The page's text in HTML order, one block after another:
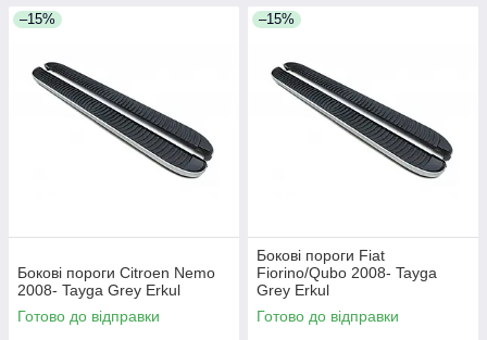
–15%
Бокові пороги Citroen Nemo
2008- Tayga Grey Erkul
Готово до відправки
–15%
Бокові пороги Fiat
Fiorino/Qubo 2008- Tayga
Grey Erkul
Готово до відправки